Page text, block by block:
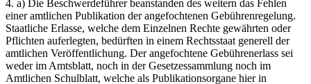
4. a) Die Beschwerdeführer beanstanden des weitern das Fehlen
einer amtlichen Publikation der angefochtenen Gebührenregelung.
Staatliche Erlasse, welche dem Einzelnen Rechte gewährten oder
Pflichten auferlegten, bedürften in einem Rechtsstaat generell der
amtlichen Veröffentlichung. Der angefochtene Gebührenerlass sei
weder im Amtsblatt, noch in der Gesetzessammlung noch im
Amtlichen Schulblatt, welche als Publikationsorgane hier in